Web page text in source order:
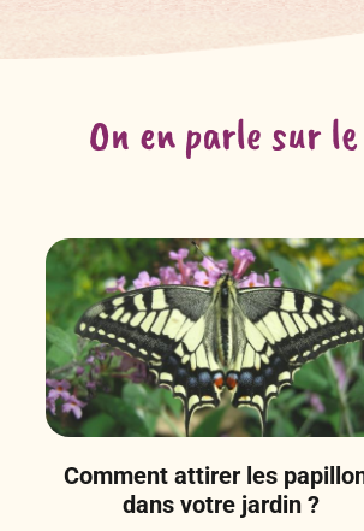
On en parle sur
Comment attirer les
dans votre jardin ?